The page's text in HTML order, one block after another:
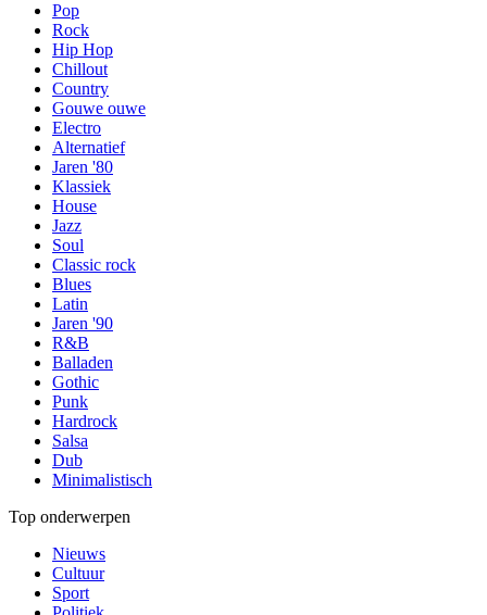
Pop
Rock
Hip Hop
Chillout
Country
Gouwe ouwe
Electro
Alternatief
Jaren '80
Klassiek
House
Jazz
Soul
Classic rock
Blues
Latin
Jaren '90
R&B
Balladen
Gothic
Punk
Hardrock
Salsa
Dub
Minimalistisch
Top onderwerpen
Nieuws
Cultuur
Sport